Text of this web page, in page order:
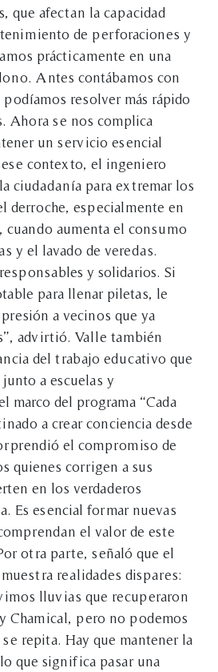
que afectan la capacidad
de perforaciones y
prácticamente en una
Antes contábamos con
resolver más rápido
Ahora se nos complica
un servicio esencial
contexto, el ingeniero
ciudadanía para extremar los
derroche, especialmente en
cuando aumenta el consumo
y el lavado de veredas.
y solidarios. Si
para llenar piletas, le
a vecinos que ya
advirtió. Valle también
del trabajo educativo que
a escuelas y
marco del programa “Cada
a crear conciencia desde
el compromiso de
quienes corrigen a sus
en los verdaderos
Es esencial formar nuevas
el valor de este
otra parte, señaló que el
realidades dispares:
lluvias que recuperaron
Chamical, pero no podemos
repita. Hay que mantener la
que significa pasar una